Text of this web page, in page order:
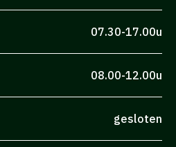
07.30-17.00u
08.00-12.00u
gesloten